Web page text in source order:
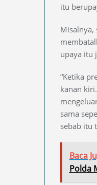
itu
Misalnya,
upaya itu
“Ketika
kanan
sama
sebab itu
Baca
Polda